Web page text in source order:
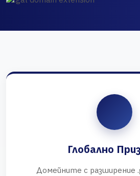
Глобално
Домейните с разширение